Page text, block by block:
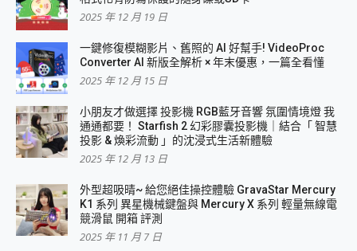
2025 年 12 月 19 日
一鍵修復模糊影片、舊照的 AI 好幫手! VideoProc
Converter AI 新版全解析 × 年末優惠，一篇全看懂
2025 年 12 月 15 日
小朋友才做選擇 投影機 RGB藍牙音響 氛圍情境燈 我
通通都要！ Starfish 2 幻彩膠囊投影機｜結合「 智慧
投影 & 煥彩流動 」的沈浸式生活新體驗
2025 年 12 月 13 日
外型超吸晴~ 給您絕佳操控體驗 GravaStar Mercury
K1 系列 異星機械鍵盤與 Mercury X 系列 輕量無線電
競滑鼠 開箱 評測
2025 年 11 月 7 日